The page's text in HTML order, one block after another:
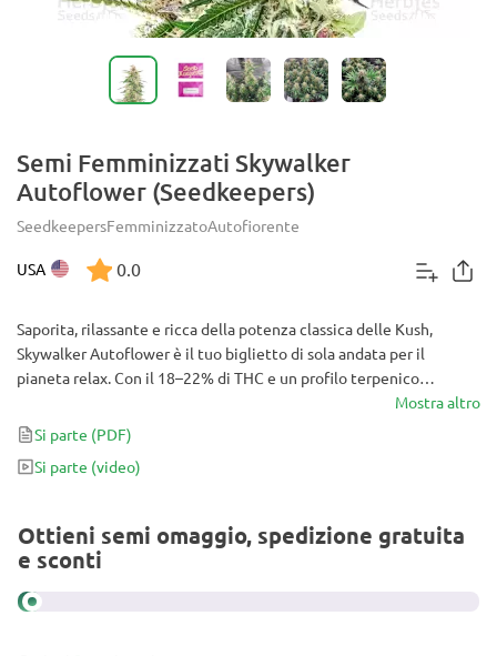
Semi Femminizzati Skywalker
Autoflower (Seedkeepers)
SeedkeepersFemminizzatoAutofiorente
USA 0.0
Saporita, rilassante e ricca della potenza classica delle Kush,
Skywalker Autoflower è il tuo biglietto di sola andata per il
pianeta relax. Con il 18–22% di THC e un profilo terpenico
dominato da terra e pino, questo ibrido a predominanza indica
scioglie lo stress e regala un comfort profondo per tutto il corpo.
Veloce da coltivare, deliziosa e perfetta per ottenere un po’ di
sana tranquillità, Skywalker Auto è una vera chicca per la tua
Mostra altro
Si parte (PDF)
Si parte (video)
Ottieni semi omaggio, spedizione gratuita
e sconti